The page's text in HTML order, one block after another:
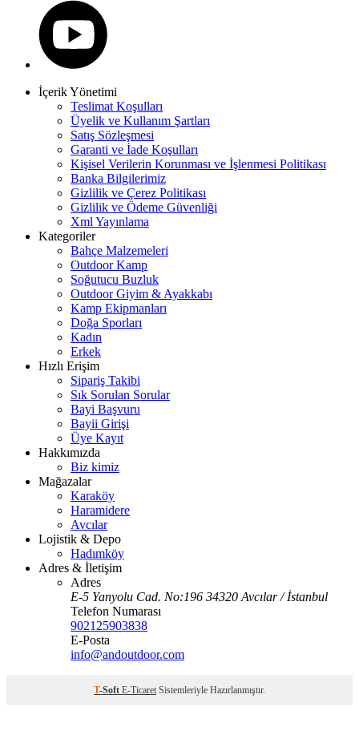
İçerik Yönetimi
Teslimat Koşulları
Üyelik ve Kullanım Şartları
Satış Sözleşmesi
Garanti ve İade Koşulları
Kişisel Verilerin Korunması ve İşlenmesi Politikası
Banka Bilgilerimiz
Gizlilik ve Çerez Politikası
Gizlilik ve Ödeme Güvenliği
Xml Yayınlama
Kategoriler
Bahçe Malzemeleri
Outdoor Kamp
Soğutucu Buzluk
Outdoor Giyim & Ayakkabı
Kamp Ekipmanları
Doğa Sporları
Kadın
Erkek
Hızlı Erişim
Sipariş Takibi
Sık Sorulan Sorular
Bayi Başvuru
Bayii Girişi
Üye Kayıt
Hakkımızda
Biz kimiz
Mağazalar
Karaköy
Haramidere
Avcılar
Lojistik & Depo
Hadımköy
Adres & İletişim
Adres
E-5 Yanyolu Cad. No:196 34320 Avcılar / İstanbul
Telefon Numarası
902125903838
E-Posta
info@andoutdoor.com
T-Soft E-Ticaret Sistemleriyle Hazırlanmıştır.